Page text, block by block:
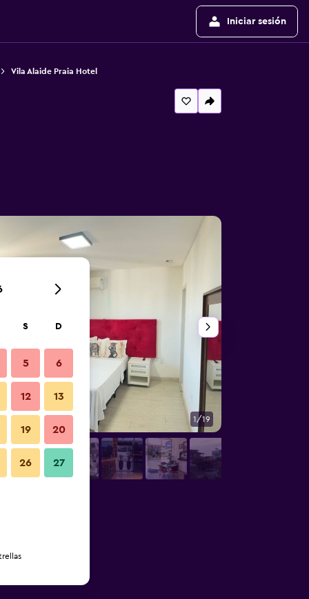
Iniciar sesión
Vila Alaide Praia Hotel
1/19
S D
5 6
12 13
19 20
26 27